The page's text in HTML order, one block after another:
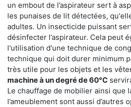
un embout de l’aspirateur sert à
les punaises de lit détectées,
adultes. Un insecticide puissant
désinfecter l’aspirateur. Cela peut
l'utilisation d'une technique de
technique qui doit durer minimum
très utile pour les objets et les
machine à un degré de 60°C
Le chauffage de mobilier ainsi que
l’ameublement sont aussi d’autres